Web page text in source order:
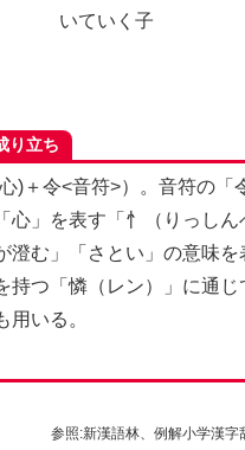
いていく子
り立ち
)＋令<音符>）。音符の「
心」を表す「忄（りっしん
澄む」「さとい」の意味を
持つ「憐（レン）」に通じ
用いる。
参照:新漢語林、例解小学漢字